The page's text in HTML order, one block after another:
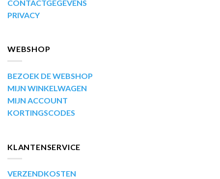
CONTACTGEGEVENS
PRIVACY
WEBSHOP
BEZOEK DE WEBSHOP
MIJN WINKELWAGEN
MIJN ACCOUNT
KORTINGSCODES
KLANTENSERVICE
VERZENDKOSTEN